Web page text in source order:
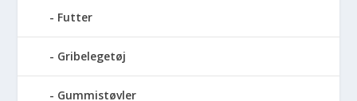
Futter
Gribelegetøj
Gummistøvler